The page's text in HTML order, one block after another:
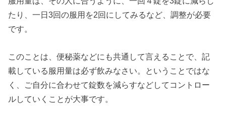
たり、一日3回の服用を2回にしてみるなど、調整が必要
です。
このことは、便秘薬などにも共通して言えることで、記
載している服用量は必ず飲みなさい。ということではな
く、ご自分に合わせて錠数を減らすなどしてコントロー
ルしていくことが大事です。